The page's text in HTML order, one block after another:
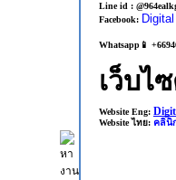
Line id :
Facebook:
Whatsapp📱
เว็บไ
Website Eng:
Website ไทย: คลินิ